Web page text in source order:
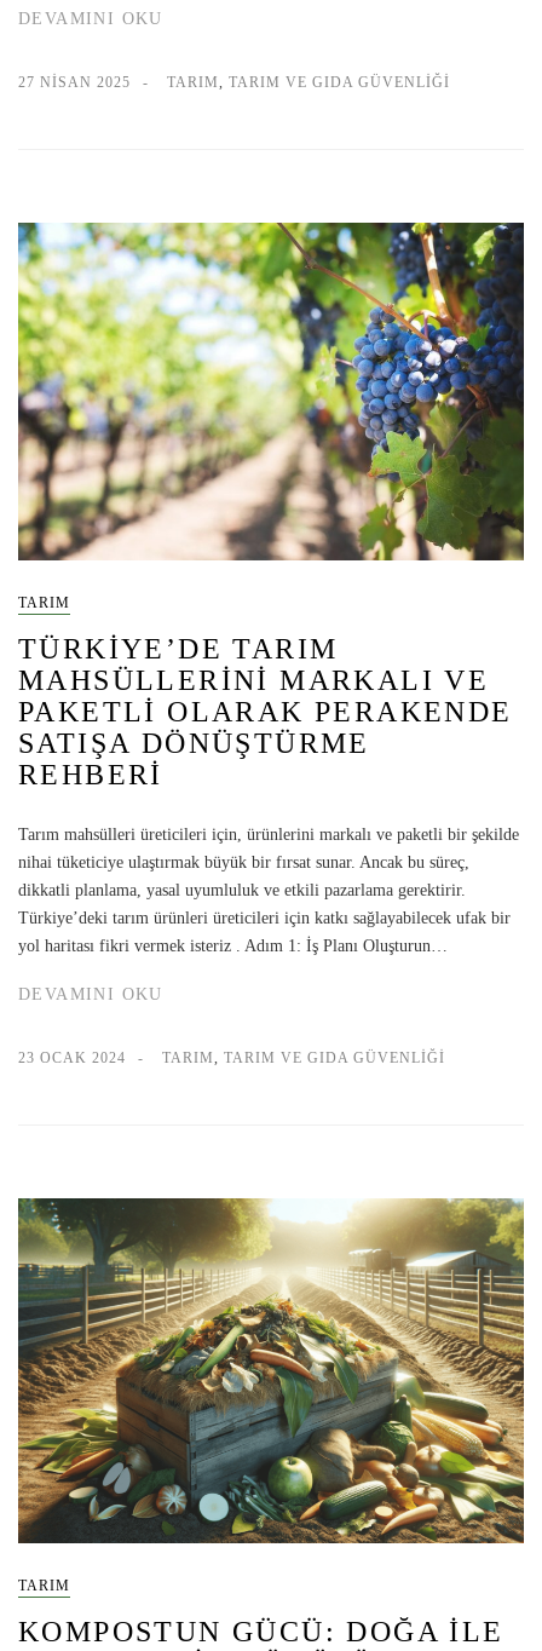
DEVAMINI OKU
27 NISAN 2025 TARIM, TARIM VE GIDA GÜVENLIĞI
TARIM
TÜRKIYE’DE TARIM
MAHSÜLLERINI MARKALI VE
PAKETLI OLARAK PERAKENDE
SATIŞA DÖNÜŞTÜRME
REHBERI
Tarım mahsülleri üreticileri için, ürünlerini markalı ve paketli bir şekilde
nihai tüketiciye ulaştırmak büyük bir fırsat sunar. Ancak bu süreç,
dikkatli planlama, yasal uyumluluk ve etkili pazarlama gerektirir.
Türkiye’deki tarım ürünleri üreticileri için katkı sağlayabilecek ufak bir
yol haritası fikri vermek isteriz . Adım 1: İş Planı Oluşturun…
DEVAMINI OKU
23 OCAK 2024 TARIM, TARIM VE GIDA GÜVENLIĞI
TARIM
KOMPOSTUN GÜCÜ: DOĞA ILE